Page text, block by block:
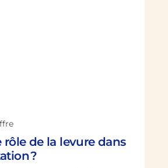
rôle de la levure dans
?